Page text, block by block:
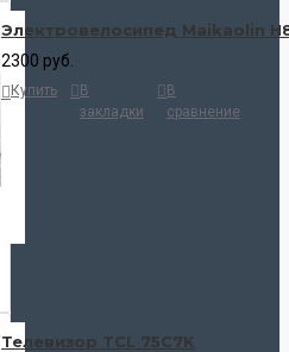
Электровелосипед Maikaolin
2300 руб.
Купить
В
закладки
В
сравнение
Телевизор TCL 75C7K